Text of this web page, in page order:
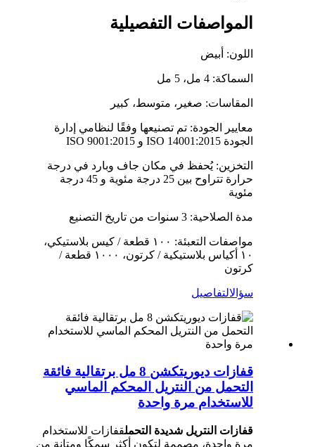
المواصفات التفصيلية
اللون: أبيض
السماكة: 4 مل، 5 مل
المقاسات: صغير، متوسط، كبير
معايير الجودة: تم تصنيعها وفقًا لنظامي إدارة
الجودة ISO 14001:2015 و ISO 9001:2015
التخزين: يُحفظ في مكان جاف وبارد في درجة
حرارة تتراوح بين 25 درجة مئوية و 45 درجة
مئوية
مدة الصلاحية: 3 سنوات من تاريخ التصنيع
مواصفات التعبئة: ١٠٠ قطعة / كيس بلاستيكي،
١٠ أكياس بلاستيكية / كرتون، ١٠٠٠ قطعة /
كرتون
سؤالالتفاصيل
قفازات ديوريتكشن 8 مل برتقالية فائقة
التحمل من النتريل المحكم الماسي
للاستخدام مرة واحدة
قفازات النتريل شديدة التحملقفازات للاستخدام
مرة واحدة، مصممة لتكون أكثر سمكًا ومتانة من